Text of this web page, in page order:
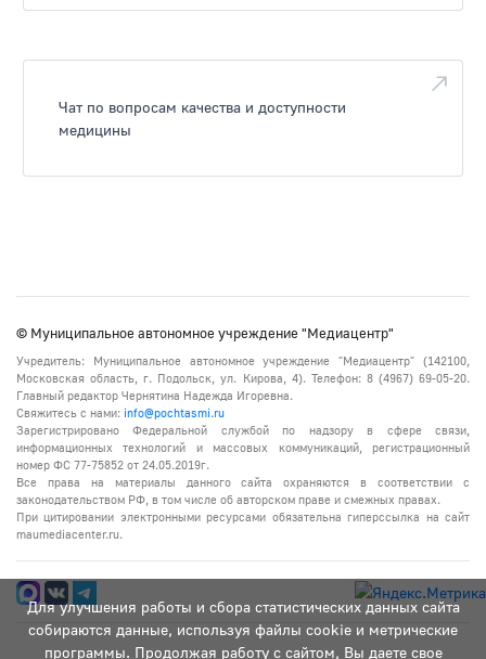
Чат по вопросам качества и доступности
медицины
Для улучшения работы и сбора статистических данных сайта
собираются данные, используя файлы cookie и метрические
программы. Продолжая работу с сайтом, Вы даете свое
© Муниципальное автономное учреждение "Медиацентр"
Учредитель: Муниципальное автономное учреждение "Медиацентр" (142100,
Московская область, г. Подольск, ул. Кирова, 4). Телефон: 8 (4967) 69-05-20.
Главный редактор Чернятина Надежда Игоревна.
Свяжитесь с нами: info@pochtasmi.ru
Зарегистрировано Федеральной службой по надзору в сфере связи,
информационных технологий и массовых коммуникаций, регистрационный
номер ФС 77-75852 от 24.05.2019г.
Все права на материалы данного сайта охраняются в соответствии с
законодательством РФ, в том числе об авторском праве и смежных правах.
При цитировании электронными ресурсами обязательна гиперссылка на сайт
maumediacenter.ru.